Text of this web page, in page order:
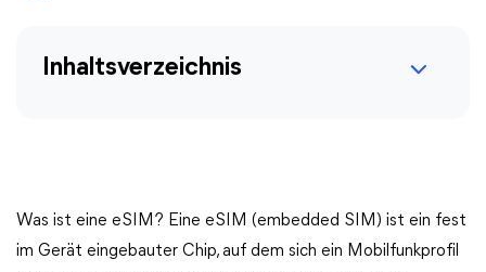
Inhaltsverzeichnis
Was ist eine eSIM? Eine eSIM (embedded SIM) ist ein fest
im Gerät eingebauter Chip, auf dem sich ein Mobilfunkprofil